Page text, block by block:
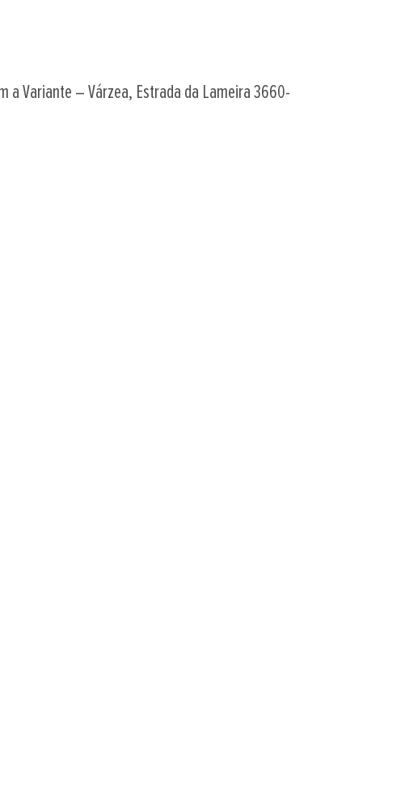
a Variante – Várzea, Estrada da Lameira 3660-